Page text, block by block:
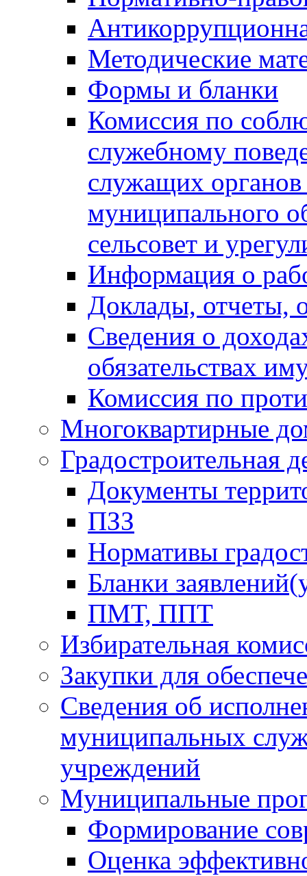
Методические
Формы и бланки
Комиссия по
служебному
служащих органов
муниципального
сельсовет и
Информация о
Доклады, отчеты,
Сведения о
обязательствах
Комиссия по
Многоквартирные
Градостроительная
Документы
ПЗЗ
Нормативы
Бланки
ПМТ, ППТ
Избирательная
Закупки для
Сведения об
муниципальных
учреждений
Муниципальные
Формирование
Оценка